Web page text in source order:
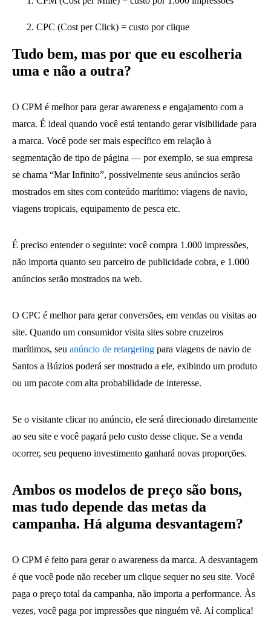
CPC (Cost per Click) = custo por clique
Tudo bem, mas por que eu escolheria
uma e não a outra?
O CPM é melhor para gerar awareness e engajamento com a
marca. É ideal quando você está tentando gerar visibilidade para
a marca. Você pode ser mais específico em relação à
segmentação de tipo de página — por exemplo, se sua empresa
se chama “Mar Infinito”, possivelmente seus anúncios serão
mostrados em sites com conteúdo marítimo: viagens de navio,
viagens tropicais, equipamento de pesca etc.
É preciso entender o seguinte: você compra 1.000 impressões,
não importa quanto seu parceiro de publicidade cobra, e 1.000
anúncios serão mostrados na web.
O CPC é melhor para gerar conversões, em vendas ou visitas ao
site. Quando um consumidor visita sites sobre cruzeiros
marítimos, seu anúncio de retargeting para viagens de navio de
Santos a Búzios poderá ser mostrado a ele, exibindo um produto
ou um pacote com alta probabilidade de interesse.
Se o visitante clicar no anúncio, ele será direcionado diretamente
ao seu site e você pagará pelo custo desse clique. Se a venda
ocorrer, seu pequeno investimento ganhará novas proporções.
Ambos os modelos de preço são bons,
mas tudo depende das metas da
campanha. Há alguma desvantagem?
O CPM é feito para gerar o awareness da marca. A desvantagem
é que você pode não receber um clique sequer no seu site. Você
paga o preço total da campanha, não importa a performance. Às
vezes, você paga por impressões que ninguém vê. Aí complica!